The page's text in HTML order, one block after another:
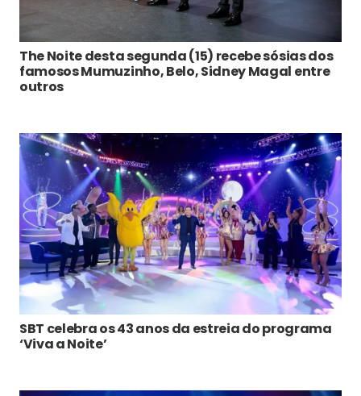
The Noite desta segunda (15) recebe sósias dos
famosos Mumuzinho, Belo, Sidney Magal entre
outros
SBT celebra os 43 anos da estreia do programa
‘Viva a Noite’